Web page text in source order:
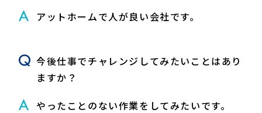
アットホームで人が良い会社です。
今後仕事でチャレンジしてみたいことはあり
ますか？
やったことのない作業をしてみたいです。